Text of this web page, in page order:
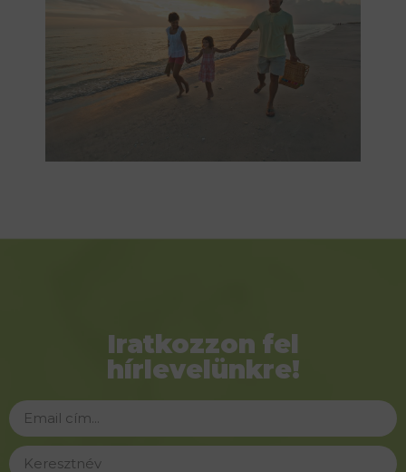
Iratkozzon fel
hírlevelünkre!